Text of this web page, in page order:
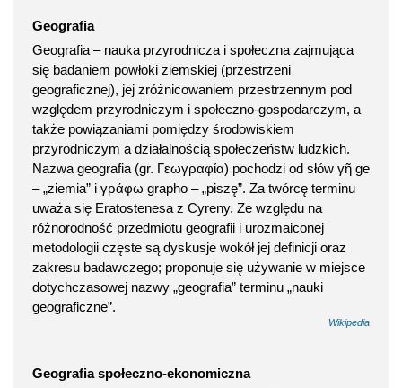
Geografia
Geografia – nauka przyrodnicza i społeczna zajmująca
się badaniem powłoki ziemskiej (przestrzeni
geograficznej), jej zróżnicowaniem przestrzennym pod
względem przyrodniczym i społeczno-gospodarczym, a
także powiązaniami pomiędzy środowiskiem
przyrodniczym a działalnością społeczeństw ludzkich.
Nazwa geografia (gr. Γεωγραφία) pochodzi od słów γῆ ge
– „ziemia” i γράφω grapho – „piszę”. Za twórcę terminu
uważa się Eratostenesa z Cyreny. Ze względu na
różnorodność przedmiotu geografii i urozmaiconej
metodologii częste są dyskusje wokół jej definicji oraz
zakresu badawczego; proponuje się używanie w miejsce
dotychczasowej nazwy „geografia” terminu „nauki
geograficzne”.
Wikipedia
Geografia społeczno-ekonomiczna